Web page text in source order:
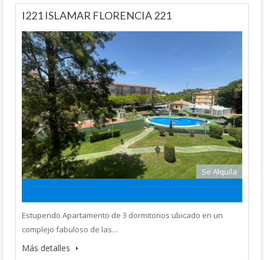
I221 ISLAMAR FLORENCIA 221
Se Alquila
Estupendo Apartamento de 3 dormitorios ubicado en un
complejo fabuloso de las…
Más detalles